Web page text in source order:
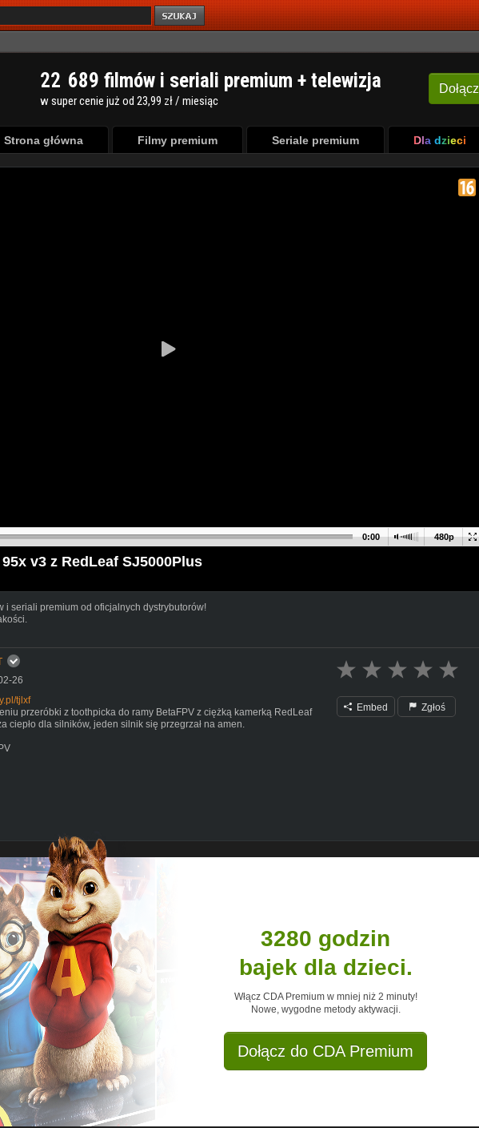
Dołącz
22 689 filmów i seriali premium + telewizja
w super cenie już od 23,99 zł / miesiąc
Strona główna Filmy premium Seriale premium Dla dzieci
480p
0:00
v3 z RedLeaf SJ5000Plus
i seriali premium od oficjalnych dystrybutorów!
26
tjlxf
przeróbki z toothpicka do ramy BetaFPV z ciężką kamerką RedLeaf
ciepło dla silników, jeden silnik się przegrzał na amen.
kliknij suba i kciuka.
aby wam nie zabrakło.
(polecam pobierać właśnie z niej):
marekwolanyt/
MarekChinesWolan
i komentarzy. Pozdrawiam,
- Redleaf SJ5000+,
- Incontechs IT 4K,
GMC-G7K
G Vario 14-42 f/3,5-5,6 MEGA O.I.S.
cienki ND2-400 HD 46MM
Stick
Commons:
Embed Zgłoś
3280 godzin
bajek dla dzieci.
Włącz CDA Premium w mniej niż 2 minuty!
Nowe, wygodne metody aktywacji.
Dołącz do CDA Premium